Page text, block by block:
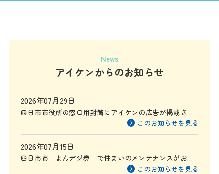
News
アイケンからのお知らせ
2026年07月29日
四日市市役所の窓口用封筒にアイケンの広告が掲載され
このお知らせを見る
2026年07月15日
四日市市「よんデジ券」で住まいのメンテナンスがお得
このお知らせを見る